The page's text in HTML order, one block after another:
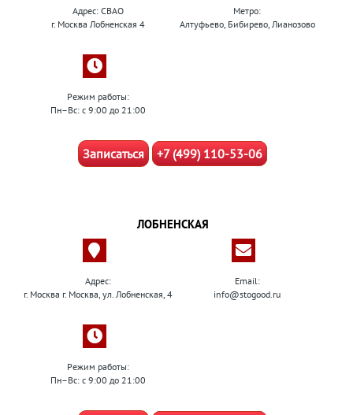
Адрес: СВАО
г. Москва Лобненская 4
Метро:
Алтуфьево, Бибирево, Лианозово
Режим работы:
Пн–Вс: с 9:00 до 21:00
Записаться +7 (499) 110-53-06
ЛОБНЕНСКАЯ
Адрес:
г. Москва г. Москва, ул. Лобненская, 4
Email:
info@stogood.ru
Режим работы:
Пн–Вс: с 9:00 до 21:00